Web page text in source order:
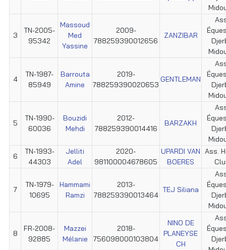
3
TN-2005-
95342
Massoud
Med
Yassine
2009-
788259390012656
ZANZIBAR
4
TN-1987-
85949
Barrouta
Amine
2019-
788259390020653
GENTLEMAN
5
TN-1990-
60036
Bouzidi
Mehdi
2012-
788259390014416
BARZAKH
6
TN-1993-
44303
Jelliti
Adel
2020-
981100004678605
UPARDI VAN
BOERES
Ass.
7
TN-1979-
10695
Hammami
Ramzi
2013-
788259390013464
TEJ Siliana
8
FR-2008-
92885
Mazzei
Mélanie
2018-
756098000103804
NINO DE
PLANEYSE
CH